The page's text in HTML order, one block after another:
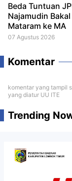
Beda Tuntuan
Najamudin
Mataram ke MA
07 Agustus 2026
Komentar
komentar yang tampil
yang diatur UU ITE
Trending